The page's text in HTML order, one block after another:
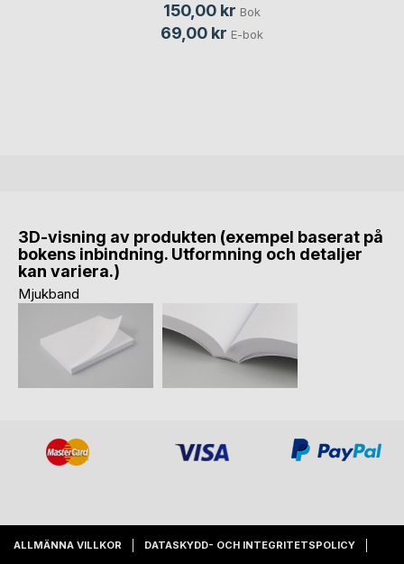
150,00 kr Bok
69,00 kr E-bok
3D-visning av produkten (exempel baserat på
bokens inbindning. Utformning och detaljer
kan variera.)
Mjukband
ALLMÄNNA VILLKOR DATASKYDD- OCH INTEGRITETSPOLICY